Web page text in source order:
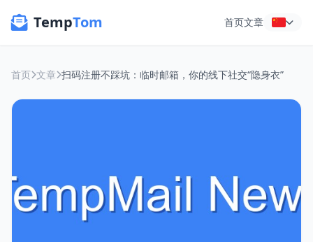
TempTom 首页文章
首页 文章 扫码注册不踩坑：临时邮箱，你的线下社交“隐身衣”